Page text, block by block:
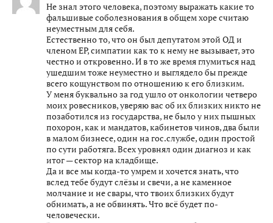
Не знал этого человека, поэтому выражать какие то
фальшивые соболезнования в общем хоре считаю
неуместным для себя.
Естественно то, что он был депутатом этой ОД и
членом ЕР, симпатии как то к нему не вызывает, это
честно и откровенно. И в то же время глумиться над
ушедшим тоже неуместно и выглядело бы прежде
всего кощунством по отношению к его близким.
У меня буквально за год ушло от онкологии четверо
моих ровесников, уверяю вас об их близких никто не
позаботился из государства, не было у них пышных
похорон, как и мандатов, кабинетов чинов, два были
в малом бизнесе, один на гос.службе, один простой
по сути работяга. Всех уровнял один диагноз и как
итог — сектор на кладбище.
Да и все мы когда-то умрем и хочется знать, что
вслед тебе будут слёзы и свечи, а не каменное
молчание и не свары, что твоих близких будут
обнимать, а не обвинять. Что всё будет по-
человечески.